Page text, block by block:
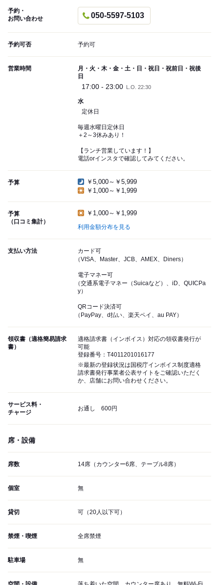
予約・
お問い合わせ
050-5597-5103
予約可否 予約可
営業時間
月・火・木・金・土・日・祝日・祝前日・祝後
日
17:00 - 23:00 L.O. 22:30
水
定休日
毎週水曜日定休日
＋2～3休みあり！
【ランチ営業しています！】
電話orインスタで確認してみてください。
予算
￥5,000～￥5,999
￥1,000～￥1,999
予算
（口コミ集計）
￥1,000～￥1,999
利用金額分布を見る
支払い方法
カード可
（VISA、Master、JCB、AMEX、Diners）
電子マネー可
（交通系電子マネー（Suicaなど）、iD、QUICPa
y）
QRコード決済可
（PayPay、d払い、楽天ペイ、au PAY）
領収書（適格簡易請求
書）
適格請求書（インボイス）対応の領収書発行が
可能
登録番号：T4011201016177
※最新の登録状況は国税庁インボイス制度適格
請求書発行事業者公表サイトをご確認いただく
か、店舗にお問い合わせください。
サービス料・
チャージ
お通し 600円
席・設備
席数 14席（カウンター6席、テーブル8席）
個室 無
貸切 可（20人以下可）
禁煙・喫煙 全席禁煙
駐車場 無